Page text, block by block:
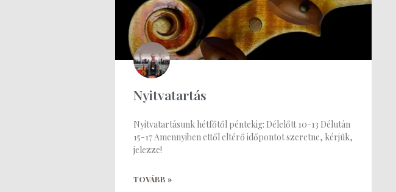
Nyitvatartás
Nyitvatartásunk hétfőtől péntekig: Délelőtt 10-13 Délután
15-17 Amennyiben ettől eltérő időpontot szeretne, kérjük,
jelezze!
TOVÁBB »